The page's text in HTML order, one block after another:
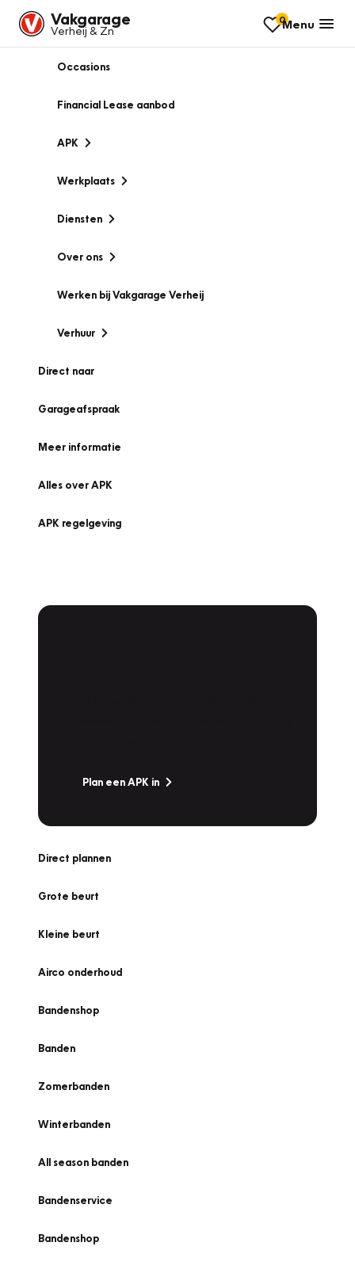
Vakgarage
Verheij & Zn
0Menu
Occasions
Financial Lease aanbod
APK
Werkplaats
Diensten
Over ons
Werken bij Vakgarage Verheij
Verhuur
Direct naar
Garageafspraak
Meer informatie
Alles over APK
APK regelgeving
Plan een APK in
Direct plannen
Grote beurt
Kleine beurt
Airco onderhoud
Bandenshop
Banden
Zomerbanden
Winterbanden
All season banden
Bandenservice
Bandenshop